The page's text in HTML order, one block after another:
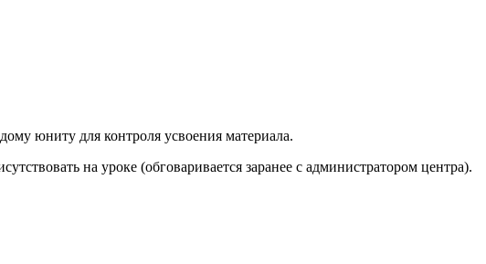
юниту для контроля усвоения материала.
на уроке (обговаривается заранее с администратором центра).